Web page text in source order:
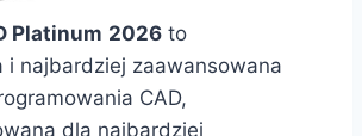
Platinum 2026to
i najbardziej zaawansowana
CAD,
dla najbardziej